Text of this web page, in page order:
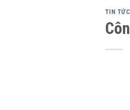
TIN TỨC